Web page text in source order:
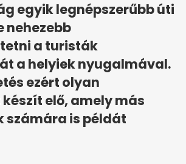
egyik legnépszerűbb úti
nehezebb
a turisták
a helyiek nyugalmával.
ezért olyan
elő, amely más
számára is példát